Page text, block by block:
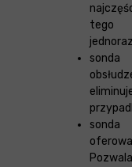
tego
sonda
sonda